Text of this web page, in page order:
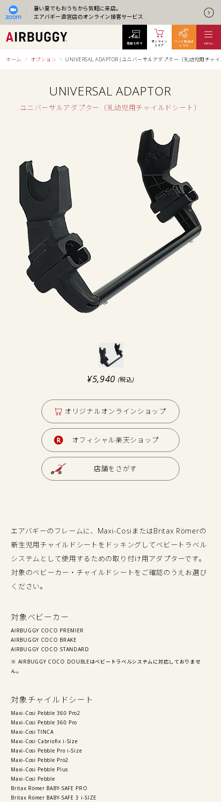
暑い夏でもおうちから気軽に来店。
エアバギー直営店のオンライン接客サービス
ホーム オプション UNIVERSAL ADAPTOR (ユニバーサルアダプター（乳幼児用チャ
UNIVERSAL ADAPTOR
ユニバーサルアダプター（乳幼児用チャイルドシート）
¥5,940 (税込)
オリジナルオンラインショップ
オフィシャル楽天ショップ
店舗をさがす
エアバギーのフレームに、Maxi-CosiまたはBritax Römerの
新生児用チャイルドシートをドッキングしてベビートラベル
システムとして使用するための取り付け用アダプターです。
対象のベビーカー・チャイルドシートをご確認のうえお選び
ください。
対象ベビーカー
AIRBUGGY COCO PREMIER
AIRBUGGY COCO BRAKE
AIRBUGGY COCO STANDARD
※ AIRBUGGY COCO DOUBLEはベビートラベルシステムに対応しておりませ
ん。
対象チャイルドシート
Maxi-Cosi Pebble 360 Pro2
Maxi-Cosi Pebble 360 Pro
Maxi-Cosi TINCA
Maxi-Cosi Cabriofix i-Size
Maxi-Cosi Pebble Pro i-Size
Maxi-Cosi Pebble Pro2
Maxi-Cosi Pebble Plus
Maxi-Cosi Pebble
Britax Römer BABY-SAFE PRO
Britax Römer BABY-SAFE 3 i-SIZE
店舗を探す
オンライン
ストア
ペット製品は
こちら
MENU